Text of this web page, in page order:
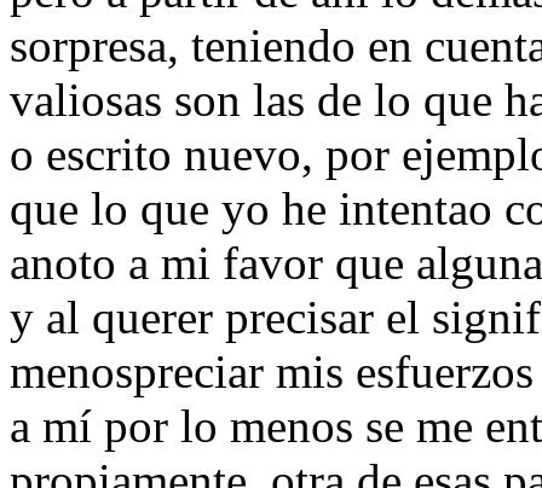
sorpresa, teniendo en
valiosas son las de lo que
o escrito nuevo, por
que lo que yo he intentao
anoto a mi favor que
y al querer precisar el
menospreciar mis
a mí por lo menos se me